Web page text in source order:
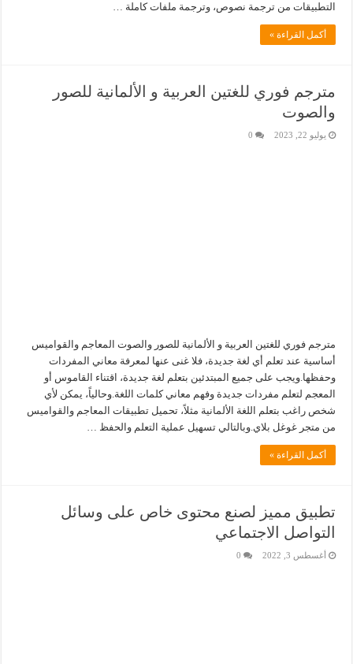
التطبيقات من ترجمة نصوص، وترجمة ملفات كاملة …
أكمل القراءة »
مترجم فوري للغتين العربية و الألمانية للصور
والصوت
يوليو 22, 2023 0
مترجم فوري للغتين العربية و الألمانية للصور والصوت المعاجم والقواميس
أساسية عند تعلم أي لغة جديدة، فلا غنى عنها لمعرفة معاني المفردات
وحفظها.ويجب على جميع المبتدئين بتعلم لغة جديدة، اقتناء القاموس أو
المعجم لتعلم مفردات جديدة وفهم معاني كلمات اللغة.وحالياً، يمكن لأي
شخص راغب بتعلم اللغة الألمانية مثلاً، تحميل تطبيقات المعاجم والقواميس
من متجر غوغل بلاي.وبالتالي تسهيل عملية التعلم والحفظ …
أكمل القراءة »
تطبيق مميز لصنع محتوى خاص على وسائل
التواصل الاجتماعي
أغسطس 3, 2022 0